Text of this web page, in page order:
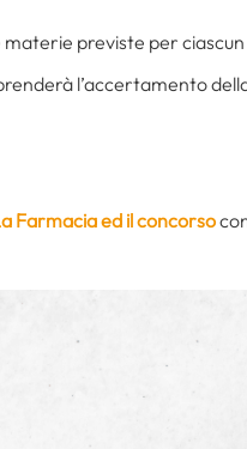
materie previste per
l’accertamento
Farmacia ed il concorso